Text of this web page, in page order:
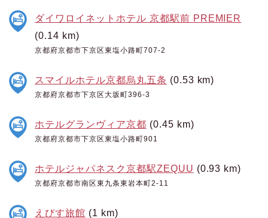
ダイワロイネットホテル 京都駅前 PREMIER
(0.14 km)
京都府京都市下京区東塩小路町707-2
スマイルホテル京都烏丸五条 (0.53 km)
京都府京都市下京区大坂町396-3
ホテルグランヴィア京都 (0.45 km)
京都府京都市下京区東塩小路町901
ホテルジャパネスク京都駅ZEQUU (0.93 km)
京都府京都市南区東九条東岩本町2-11
えびす旅館 (1 km)